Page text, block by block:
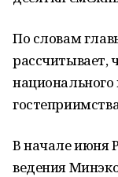
По словам
рассчитывает,
В начале июня
ведения